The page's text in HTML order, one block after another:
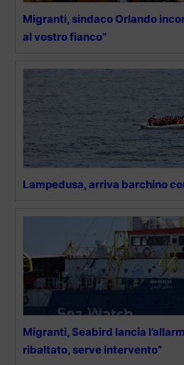
Migranti, sindaco Orlando
al vostro fianco”
Lampedusa, arriva barchino
Migranti, Seabird lancia
ribaltato, serve intervento”